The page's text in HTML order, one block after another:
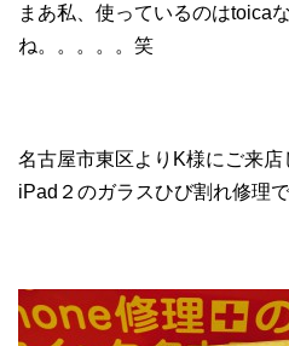
まあ私、使っているのはtoica
ね。。。。。笑
名古屋市東区よりK様にご来店
iPad２のガラスひび割れ修理で